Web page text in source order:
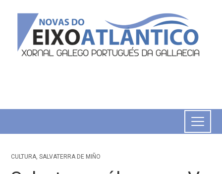
CULTURA,SALVATERRA DE MIÑO